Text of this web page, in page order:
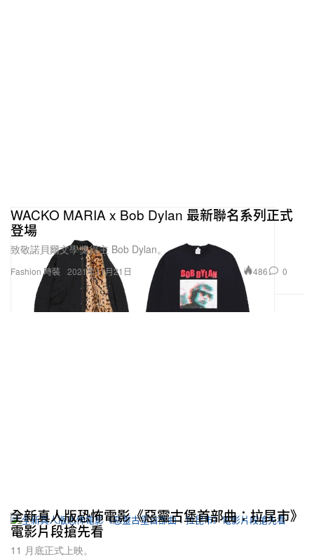
Fashion 時裝
WACKO MARIA x Bob Dylan 最新聯名系列正式
登場
致敬諾貝爾文學獎得主 Bob Dylan。
2021年11月21日 486 0
全新真人版恐怖電影《惡靈古堡首部曲：拉昆市》
電影片段搶先看
11 月底正式上映。